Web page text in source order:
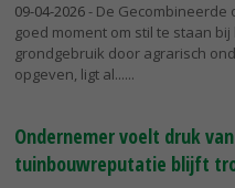
09-04-2026- De Gecombineerde
goed moment om stil te staan
grondgebruik door agrarisch
opgeven, ligt al...
Ondernemer voelt druk
tuinbouwreputatie blijft